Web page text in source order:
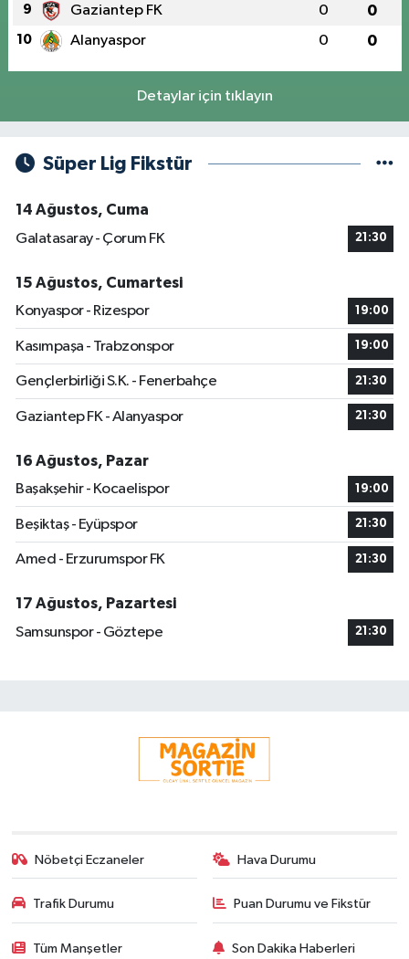
9 Gaziantep FK 0 0
10 Alanyaspor 0 0
Detaylar için tıklayın
Süper Lig Fikstür
14 Ağustos, Cuma
Galatasaray - Çorum FK
21:30
15 Ağustos, Cumartesi
Konyaspor - Rizespor
19:00
Kasımpaşa - Trabzonspor 19:00
Gençlerbirliği S.K. - Fenerbahçe 21:30
Gaziantep FK - Alanyaspor 21:30
16 Ağustos, Pazar
Başakşehir - Kocaelispor
19:00
Beşiktaş - Eyüpspor 21:30
Amed - Erzurumspor FK 21:30
17 Ağustos, Pazartesi
Samsunspor - Göztepe
21:30
Nöbetçi Eczaneler Hava Durumu
Trafik Durumu Puan Durumu ve Fikstür
Tüm Manşetler Son Dakika Haberleri